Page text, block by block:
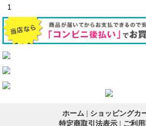
1
ホーム | ショッピングカ
特定商取引法表示 | ご利